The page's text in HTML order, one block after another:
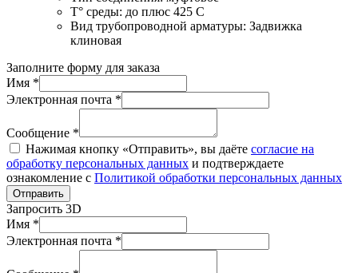
T° среды: до плюс 425 С
Вид трубопроводной арматуры: Задвижка
клиновая
Заполните форму для заказа
Имя *
Электронная почта *
Сообщение *
Нажимая кнопку «Отправить», вы даёте согласие на
обработку персональных данных и подтверждаете
ознакомление с Политикой обработки персональных данных
Отправить
Запросить 3D
Имя *
Электронная почта *